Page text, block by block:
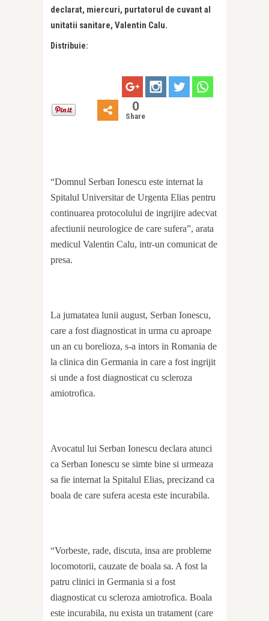
declarat, miercuri, purtatorul de cuvant al
unitatii sanitare, Valentin Calu.
Distribuie:
0
Share
“Domnul Serban Ionescu este internat la
Spitalul Universitar de Urgenta Elias pentru
continuarea protocolului de ingrijire adecvat
afectiunii neurologice de care sufera”, arata
medicul Valentin Calu, intr-un comunicat de
presa.
La jumatatea lunii august, Serban Ionescu,
care a fost diagnosticat in urma cu aproape
un an cu borelioza, s-a intors in Romania de
la clinica din Germania in care a fost ingrijit
si unde a fost diagnosticat cu scleroza
amiotrofica.
Avocatul lui Serban Ionescu declara atunci
ca Serban Ionescu se simte bine si urmeaza
sa fie internat la Spitalul Elias, precizand ca
boala de care sufera acesta este incurabila.
“Vorbeste, rade, discuta, insa are probleme
locomotorii, cauzate de boala sa. A fost la
patru clinici in Germania si a fost
diagnosticat cu scleroza amiotrofica. Boala
este incurabila, nu exista un tratament (care